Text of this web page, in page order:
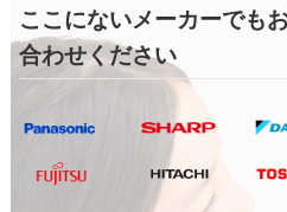
ここにないメーカーでも
合わせください